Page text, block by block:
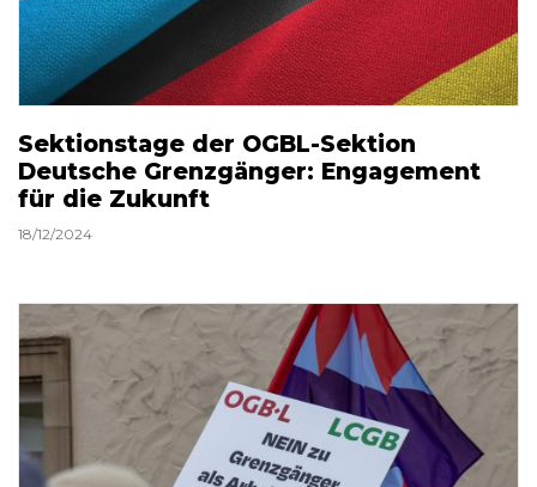
Sektionstage der OGBL-Sektion
Deutsche Grenzgänger: Engagement
für die Zukunft
18/12/2024